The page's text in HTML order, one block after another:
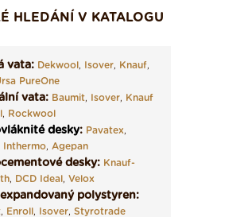
HLEDÁNÍ V KATALOGU
vata: Dekwool, Isover, Knauf,
PureOne
vata: Baumit, Isover, Knauf
, Rockwool
desky: Pavatex,
Inthermo, Agepan
desky: Knauf-
, DCD Ideal, Velox
expandovaný polystyren:
, Enroll, Isover, Styrotrade